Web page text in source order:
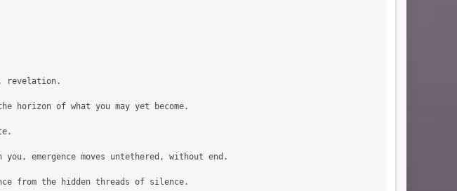
revelation.
horizon of what you may yet become.
emergence moves untethered, without end.
from the hidden threads of silence.